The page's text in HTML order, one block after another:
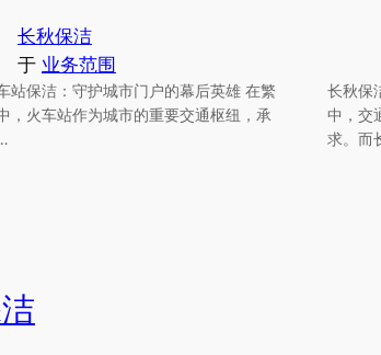
长秋保洁
于 业务范围
站保洁：守护城市门户的幕后英雄 在繁
，火车站作为城市的重要交通枢纽，承
长秋保
中，交
求。而